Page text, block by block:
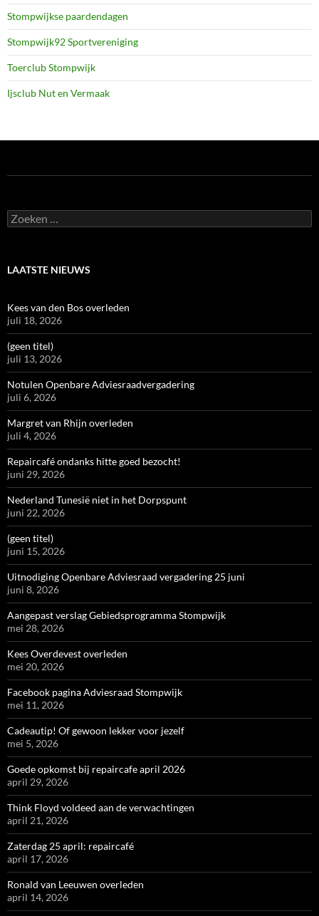
Stompwijkse paardendagen
Stompwijk92 Sportvereniging
Toerclub Stompwijk
Ijsclub Nut en Vermaak
Zoeken
naar:
LAATSTE NIEUWS
Kees van den Bos overleden
juli 18, 2026
(geen titel)
juli 13, 2026
Notulen Openbare Adviesraadvergadering
juli 6, 2026
Margret van Rhijn overleden
juli 4, 2026
Repaircafé ondanks hitte goed bezocht!
juni 29, 2026
Nederland Tunesië niet in het Dorpspunt
juni 22, 2026
(geen titel)
juni 15, 2026
Uitnodiging Openbare Adviesraad vergadering 25 juni
juni 8, 2026
Aangepast verslag Gebiedsprogramma Stompwijk
mei 28, 2026
Kees Overdevest overleden
mei 20, 2026
Facebook pagina Adviesraad Stompwijk
mei 11, 2026
Cadeautip! Of gewoon lekker voor jezelf
mei 5, 2026
Goede opkomst bij repaircafe april 2026
april 29, 2026
Think Floyd voldeed aan de verwachtingen
april 21, 2026
Zaterdag 25 april: repaircafé
april 17, 2026
Ronald van Leeuwen overleden
april 14, 2026